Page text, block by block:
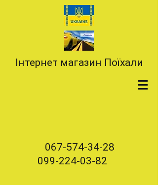
Інтернет магазин Поїхали
067-574-34-28
099-224-03-82